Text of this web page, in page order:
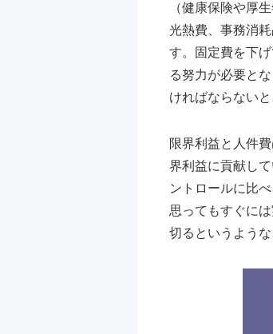
（健康保険や厚
光熱費、事務消
す。固定費を下
る努力が必要と
ければならない
限界利益と人件
界利益に貢献し
ントロールに比
思ってもすぐに
切るというような